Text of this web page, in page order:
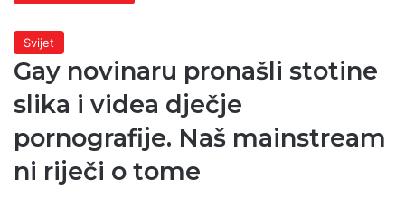
Svijet
Gay novinaru pronašli stotine
slika i videa dječje
pornografije. Naš mainstream
ni riječi o tome